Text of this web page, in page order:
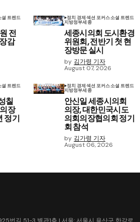
셜 트렌드
전
감
정치 경제 섹션 포커스소셜 트렌드
지방정부세종
세종시의회 도시환경
위원회, 전반기 첫 현
장방문 실시
by 김가령 기자
August 07, 2026
셜 트렌드
칠
장
정기
정치 경제 섹션 포커스소셜 트렌드
지방정부세종
안신일 세종시의회
의장, 대한민국시도
의회의장협의회 정기
회 참석
by 김가령 기자
August 06, 2026